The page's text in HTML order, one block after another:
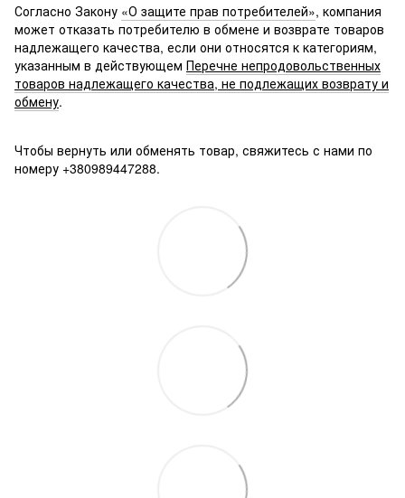
Согласно Закону «О защите прав потребителей», компания
может отказать потребителю в обмене и возврате товаров
надлежащего качества, если они относятся к категориям,
указанным в действующем Перечне непродовольственных
товаров надлежащего качества, не подлежащих возврату и
обмену.
Чтобы вернуть или обменять товар, свяжитесь с нами по
номеру +380989447288.